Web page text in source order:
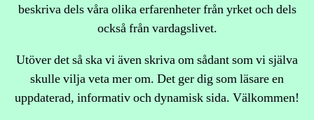
beskriva dels våra olika erfarenheter från yrket och dels
också från vardagslivet.
Utöver det så ska vi även skriva om sådant som vi själva
skulle vilja veta mer om. Det ger dig som läsare en
uppdaterad, informativ och dynamisk sida. Välkommen!